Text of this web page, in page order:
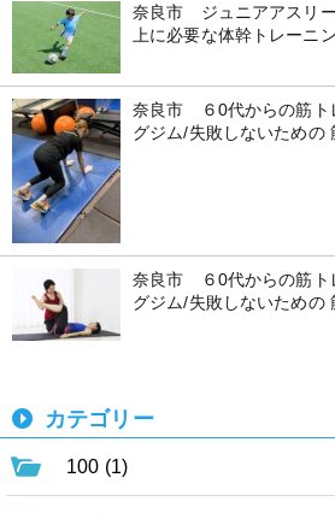
奈良市 ジュニアアスリ
上に必要な体幹トレーニ
奈良市 ６0代からの筋ト
グジム/失敗しないため
奈良市 ６0代からの筋ト
グジム/失敗しないため
カテゴリー
100 (1)